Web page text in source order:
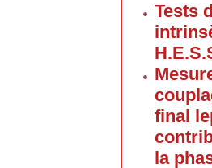
Tests
final
la